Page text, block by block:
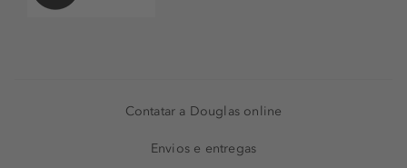
Contatar a Douglas online
Envios e entregas